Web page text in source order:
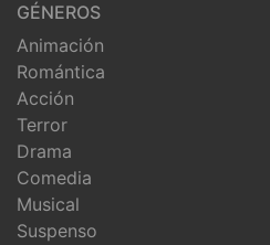
GÉNEROS
Animación
Romántica
Acción
Terror
Drama
Comedia
Musical
Suspenso